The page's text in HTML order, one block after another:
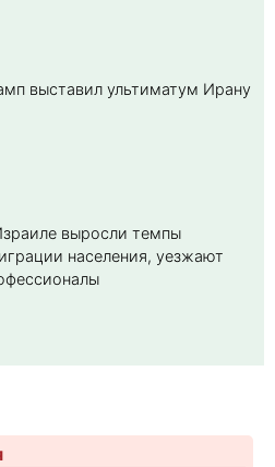
выставил ультиматум Ирану
выросли темпы
населения, уезжают